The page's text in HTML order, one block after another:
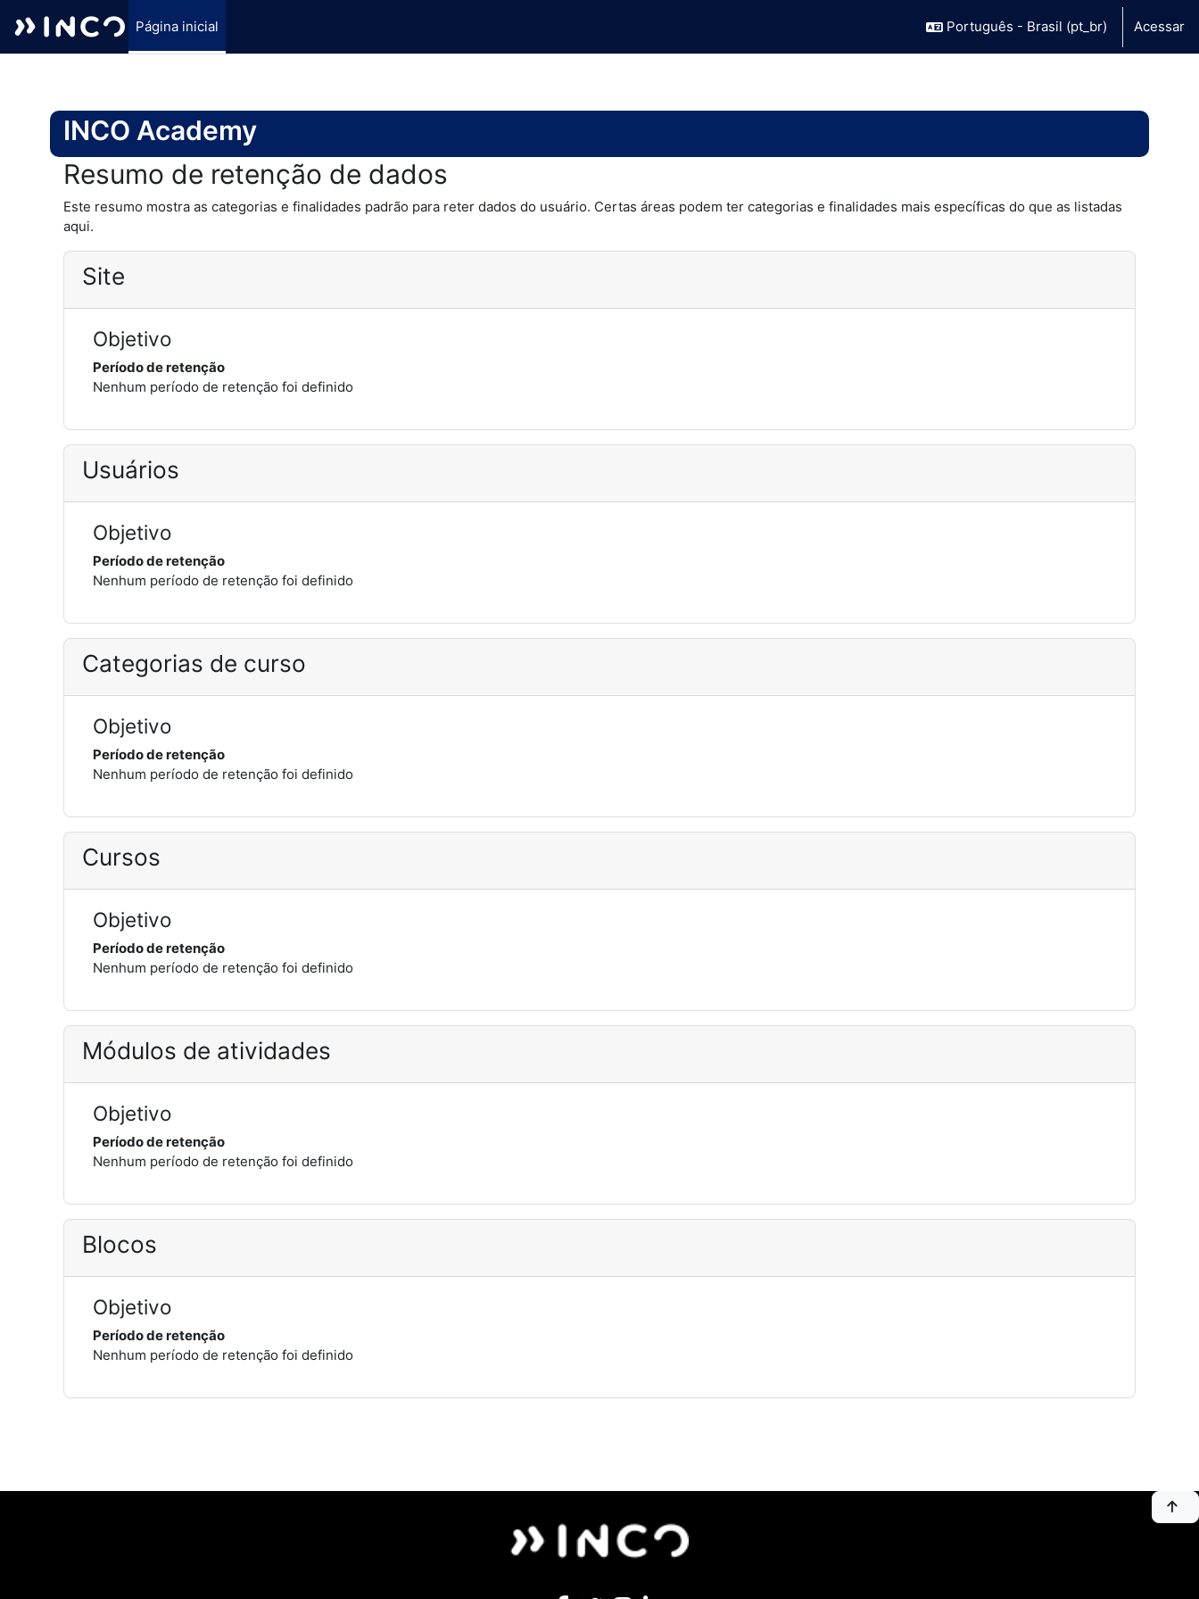
Página inicial Português - Brasil ‎(pt_br)‎ Acessar
INCO Academy
Resumo de retenção de dados
Este resumo mostra as categorias e finalidades padrão para reter dados do usuário. Certas áreas podem ter categorias e finalidades mais específicas do que as listadas
aqui.
Site
Objetivo
Período de retenção
Nenhum período de retenção foi definido
Usuários
Objetivo
Período de retenção
Nenhum período de retenção foi definido
Categorias de curso
Objetivo
Período de retenção
Nenhum período de retenção foi definido
Cursos
Objetivo
Período de retenção
Nenhum período de retenção foi definido
Módulos de atividades
Objetivo
Período de retenção
Nenhum período de retenção foi definido
Blocos
Objetivo
Período de retenção
Nenhum período de retenção foi definido